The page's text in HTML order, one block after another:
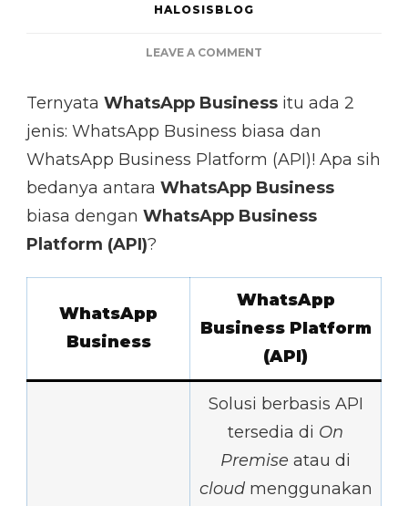
HALOSISBLOG
LEAVE A COMMENT
BUSINESS
DENGAN
BUSINESS
PLATFORM
Ternyata WhatsApp Business itu ada 2
jenis: WhatsApp Business biasa dan
WhatsApp Business Platform (API)! Apa sih
bedanya antara WhatsApp Business
biasa dengan WhatsApp Business
Platform (API)?
WhatsApp
Business
WhatsApp
Business Platform
(API)
Solusi berbasis API
tersedia di On
Premise atau di
cloudmenggunakan